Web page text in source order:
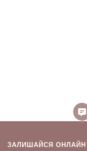
ЗАЛИШАЙСЯ ОНЛАЙН